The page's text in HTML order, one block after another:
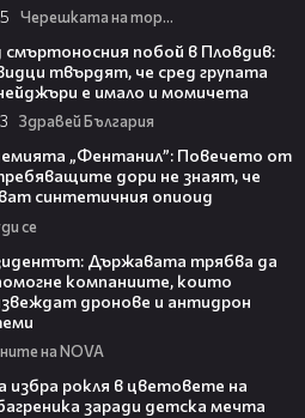
5 Черешката на тортата
смъртоносния побой в Пловдив:
твърдят, че сред групата
е имало и момичета
3 Здравей България
„Фентанил”: Повечето от
дори не знаят, че
синтетичния опиоид
се
Държавата трябва да
компаниите, които
дронове и антидрон
на NOVA
избра рокля в цветовете на
заради детска мечта